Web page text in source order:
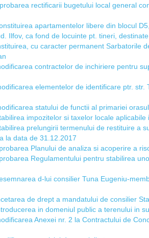
rectificarii bugetului local general
apartamentelor libere din blocul
Ilfov, ca fond de locuinte pt. tineri,
cu caracter permanent Sarbatorile
contractelor de inchiriere pentru
elementelor de identificare ptr.
statului de functii al primariei
impozitelor si taxelor locale
prelungirii termenului de restituire a
la data de 31.12.2017
Planului de analiza si acoperire a
Regulamentului pentru stabilirea
d-lui consilier Tuna Eugeniu-
de drept a mandatului de consilier
in domeniul public a terenului in
Anexei nr. 2 la Contractului de